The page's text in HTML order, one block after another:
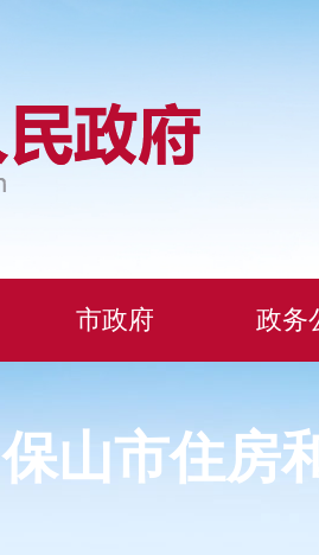
市政府 政务
保山市住房